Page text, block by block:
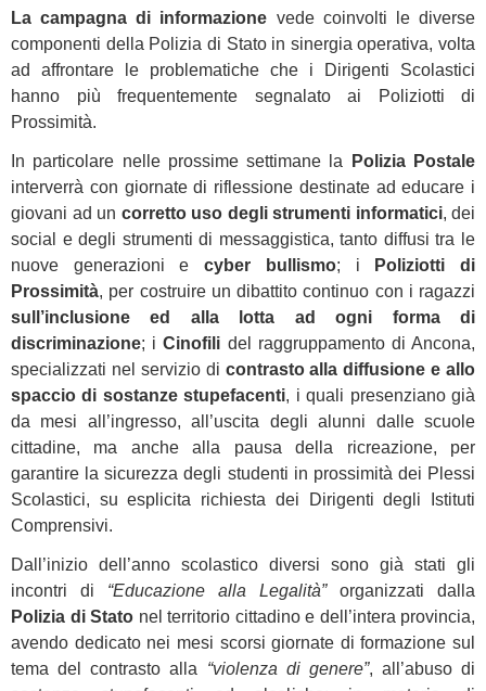
La campagna di informazione vede coinvolti le diverse
componenti della Polizia di Stato in sinergia operativa, volta
ad affrontare le problematiche che i Dirigenti Scolastici
hanno più frequentemente segnalato ai Poliziotti di
Prossimità.
In particolare nelle prossime settimane la
Polizia Postale
interverrà con giornate di riflessione destinate ad educare i
giovani ad un corretto uso degli strumenti informatici, dei
social e degli strumenti di messaggistica, tanto diffusi tra le
nuove generazioni ecyber bullismo; i
Poliziotti di
Prossimità, per costruire un dibattito continuo con i ragazzi
sull’inclusione ed alla lotta ad ogni forma di
discriminazione; iCinofili del raggruppamento di Ancona,
specializzati nel servizio di contrasto alla diffusione e allo
spaccio di sostanze stupefacenti, i quali presenziano già
da mesi all’ingresso, all’uscita degli alunni dalle scuole
cittadine, ma anche alla pausa della ricreazione, per
garantire la sicurezza degli studenti in prossimità dei Plessi
Scolastici, su esplicita richiesta dei Dirigenti degli Istituti
Comprensivi.
Dall’inizio dell’anno scolastico diversi sono già stati gli
incontri di “Educazione alla Legalità”organizzati dalla
Polizia di Stato nel territorio cittadino e dell’intera provincia,
avendo dedicato nei mesi scorsi giornate di formazione sul
tema del contrasto alla “violenza di genere”, all’abuso di